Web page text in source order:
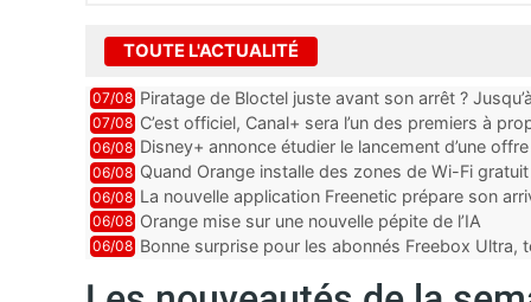
TOUTE L'ACTUALITÉ
07/08 Piratage de Bloctel juste avant son arrêt ?
auraient fuité
07/08 C’est officiel, Canal+ sera l’un des premiers à
Vision 2
06/08 Disney+ annonce étudier le lancement d’une
06/08 Quand Orange installe des zones de Wi-Fi
06/08 La nouvelle application Freenetic prépare son
abonnés Freebox, testez la
06/08 Orange mise sur une nouvelle pépite de l’IA
06/08 Bonne surprise pour les abonnés Freebox Ultra,